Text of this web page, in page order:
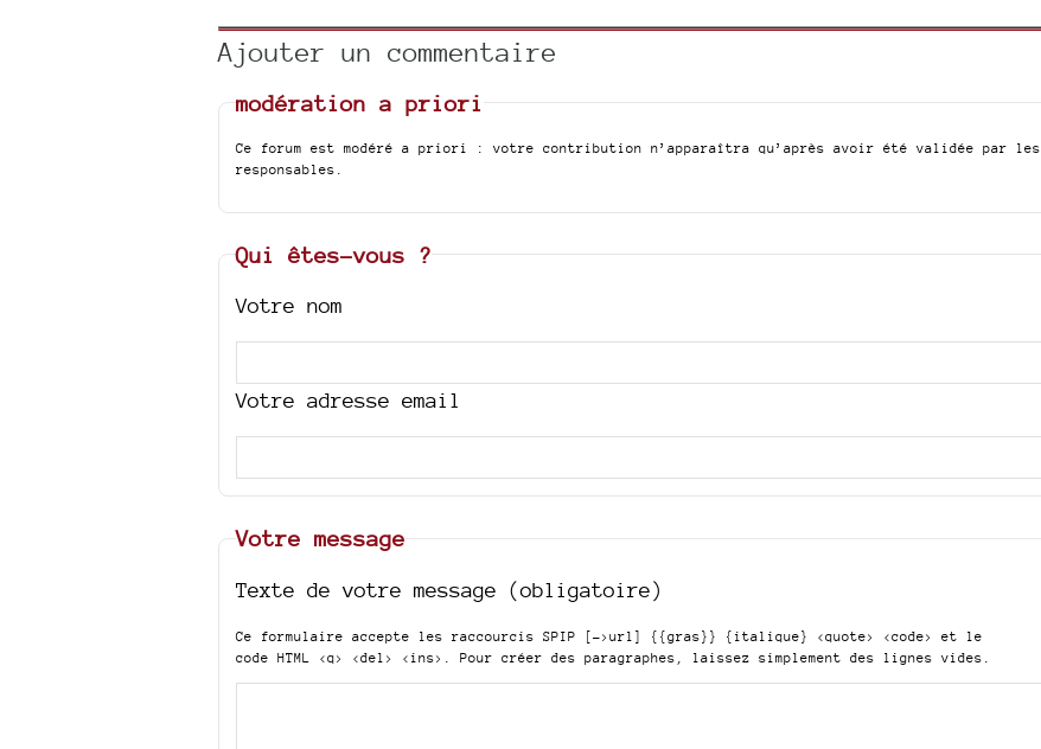
Ajouter un commentaire
modération a priori
Ce forum est modéré a priori : votre contribution n’apparaîtra qu’après avoir été validée par les
responsables.
Qui êtes-vous ?
Votre nom
Votre adresse email
Votre message
Texte de votre message (obligatoire)
Ce formulaire accepte les raccourcis SPIP [->url] {{gras}} {italique} <quote> <code>
et le
code HTML <q> <del> <ins> . Pour créer des paragraphes, laissez simplement des lignes vides.